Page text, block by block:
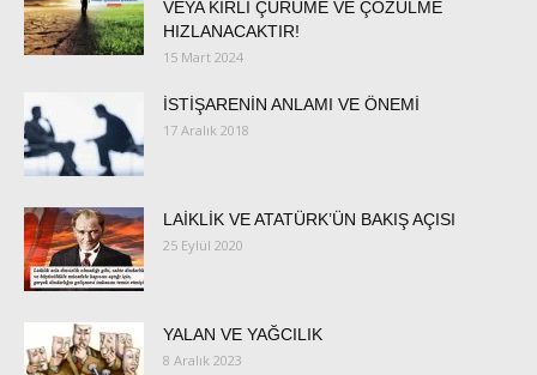
VEYA KİRLİ ÇÜRÜME VE ÇÖZÜLME
HIZLANACAKTIR!
15 Mart 2024
İSTİŞARENİN ANLAMI VE ÖNEMİ
17 Aralık 2018
LAİKLİK VE ATATÜRK’ÜN BAKIŞ AÇISI
25 Eylül 2020
YALAN VE YAĞCILIK
8 Aralık 2023